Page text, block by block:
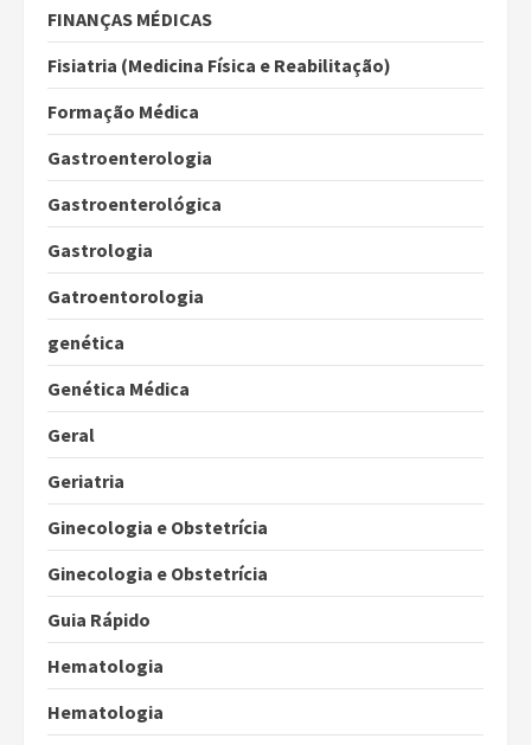
FINANÇAS MÉDICAS
Fisiatria (Medicina Física e Reabilitação)
Formação Médica
Gastroenterologia
Gastroenterológica
Gastrologia
Gatroentorologia
genética
Genética Médica
Geral
Geriatria
Ginecologia e Obstetrícia
Ginecologia e Obstetrícia
Guia Rápido
Hematologia
Hematologia